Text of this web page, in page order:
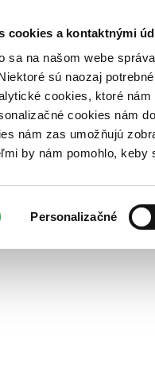
cookies a kontaktnými
sa na našom webe
sú naozaj
cookies, ktoré
cookies nám
nám zas umožňujú
by nám pomohlo,
Personalizačné